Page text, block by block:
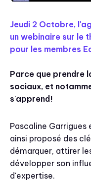
Jeudi 2 Octobre,
un webinaire sur le
pour les membres
Parce que prendre
sociaux, et
s'apprend!
Pascaline
ainsi proposé des
démarquer, attirer
développer son
d'expertise.